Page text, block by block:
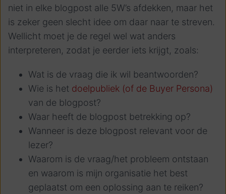
niet in elke blogpost alle 5W’s afdekken, maar het
is zeker geen slecht idee om daar naar te streven.
Wellicht moet je de regel wel wat anders
interpreteren, zodat je eerder iets krijgt, zoals:
Wat is de vraag die ik wil beantwoorden?
Wie is het doelpubliek (of de Buyer Persona)
van de blogpost?
Waar heeft de blogpost betrekking op?
Wanneer is deze blogpost relevant voor de
lezer?
Waarom is de vraag/het probleem ontstaan
en waarom is mijn organisatie het best
geplaatst om een oplossing aan te reiken?